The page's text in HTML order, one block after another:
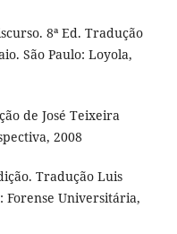
8ª Ed. Tradução
São Paulo: Loyola,
de José Teixeira
2008
Tradução Luis
Forense Universitária,